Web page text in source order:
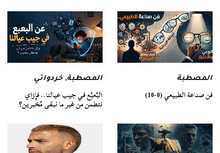
المصطبة
فن صناعة الطبيعي (0-10)
المصطبة,خردواتي
البُعبُع في جيب عيالنا.. فإزاي
نتطمن من غير ما نبقى مُخبرين؟